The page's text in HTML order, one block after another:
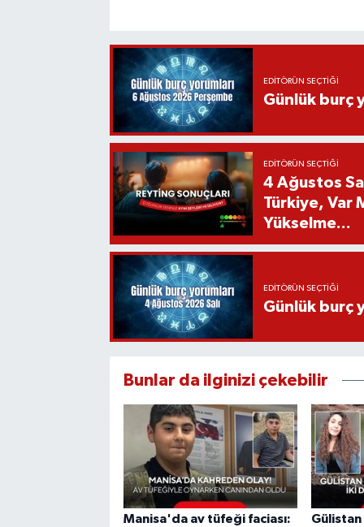
EDITÖRÜN SEÇTIĞI
Günlük burç
EDITÖRÜN SEÇTIĞI
4 Ağustos
Türkiye, Var
Yükselme...
EDITÖRÜN SEÇTIĞI
Günlük burç
Bunlar da ilginizi çekebilir
Manisa'da av tüfeği faciası:
Gülistan